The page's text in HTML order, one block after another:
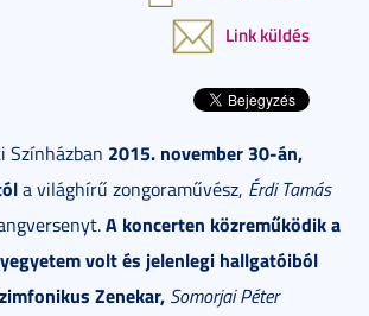
Link küldés
Színházban 2015. november 30-án,
a világhírű zongoraművész, Érdi Tamás
A koncerten közreműködik a
volt és jelenlegi hallgatóiból
Zenekar, Somorjai Péter